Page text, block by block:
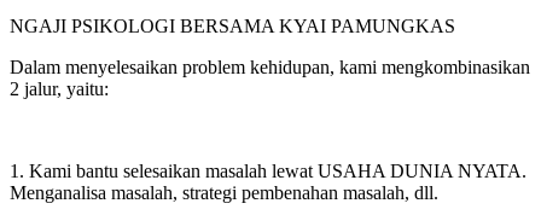
NGAJI PSIKOLOGI BERSAMA KYAI PAMUNGKAS
Dalam menyelesaikan problem kehidupan, kami mengkombinasikan
2 jalur, yaitu:
1. Kami bantu selesaikan masalah lewat USAHA DUNIA NYATA.
Menganalisa masalah, strategi pembenahan masalah, dll.